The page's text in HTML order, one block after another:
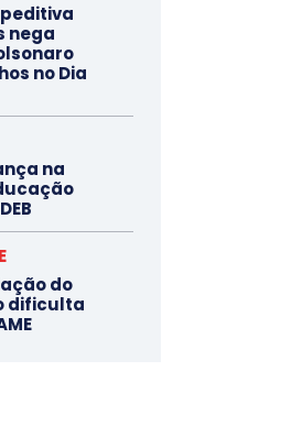
nega
no Dia
na
do
dificulta